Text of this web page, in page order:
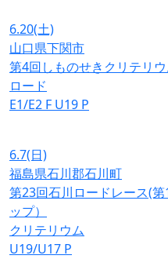
6.20(土)
山口県下関市
第4回しものせきクリテリ
ロード
E1/E2 F U19 P
6.7(日)
福島県石川郡石川町
第23回石川ロードレース(
ップ）
クリテリウム
U19/U17 P